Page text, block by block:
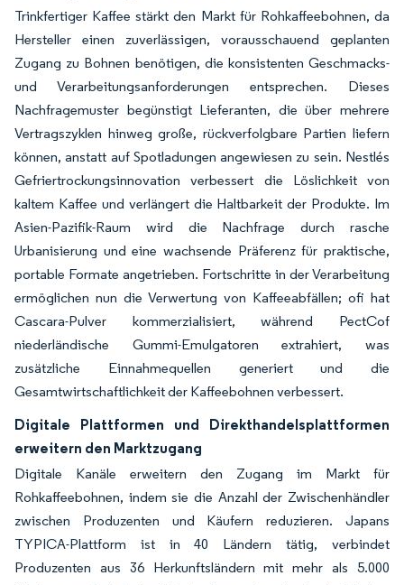
Trinkfertiger Kaffee stärkt den Markt für Rohkaffeebohnen, da
Hersteller einen zuverlässigen, vorausschauend geplanten
Zugang zu Bohnen benötigen, die konsistenten Geschmacks-
und Verarbeitungsanforderungen entsprechen. Dieses
Nachfragemuster begünstigt Lieferanten, die über mehrere
Vertragszyklen hinweg große, rückverfolgbare Partien liefern
können, anstatt auf Spotladungen angewiesen zu sein. Nestlés
Gefriertrockungsinnovation verbessert die Löslichkeit von
kaltem Kaffee und verlängert die Haltbarkeit der Produkte. Im
Asien-Pazifik-Raum wird die Nachfrage durch rasche
Urbanisierung und eine wachsende Präferenz für praktische,
portable Formate angetrieben. Fortschritte in der Verarbeitung
ermöglichen nun die Verwertung von Kaffeeabfällen; ofi hat
Cascara-Pulver kommerzialisiert, während PectCof
niederländische Gummi-Emulgatoren extrahiert, was
zusätzliche Einnahmequellen generiert und die
Gesamtwirtschaftlichkeit der Kaffeebohnen verbessert.
Digitale Plattformen und Direkthandelsplattformen
erweitern den Marktzugang
Digitale Kanäle erweitern den Zugang im Markt für
Rohkaffeebohnen, indem sie die Anzahl der Zwischenhändler
zwischen Produzenten und Käufern reduzieren. Japans
TYPICA-Plattform ist in 40 Ländern tätig, verbindet
Produzenten aus 36 Herkunftsländern mit mehr als 5.000